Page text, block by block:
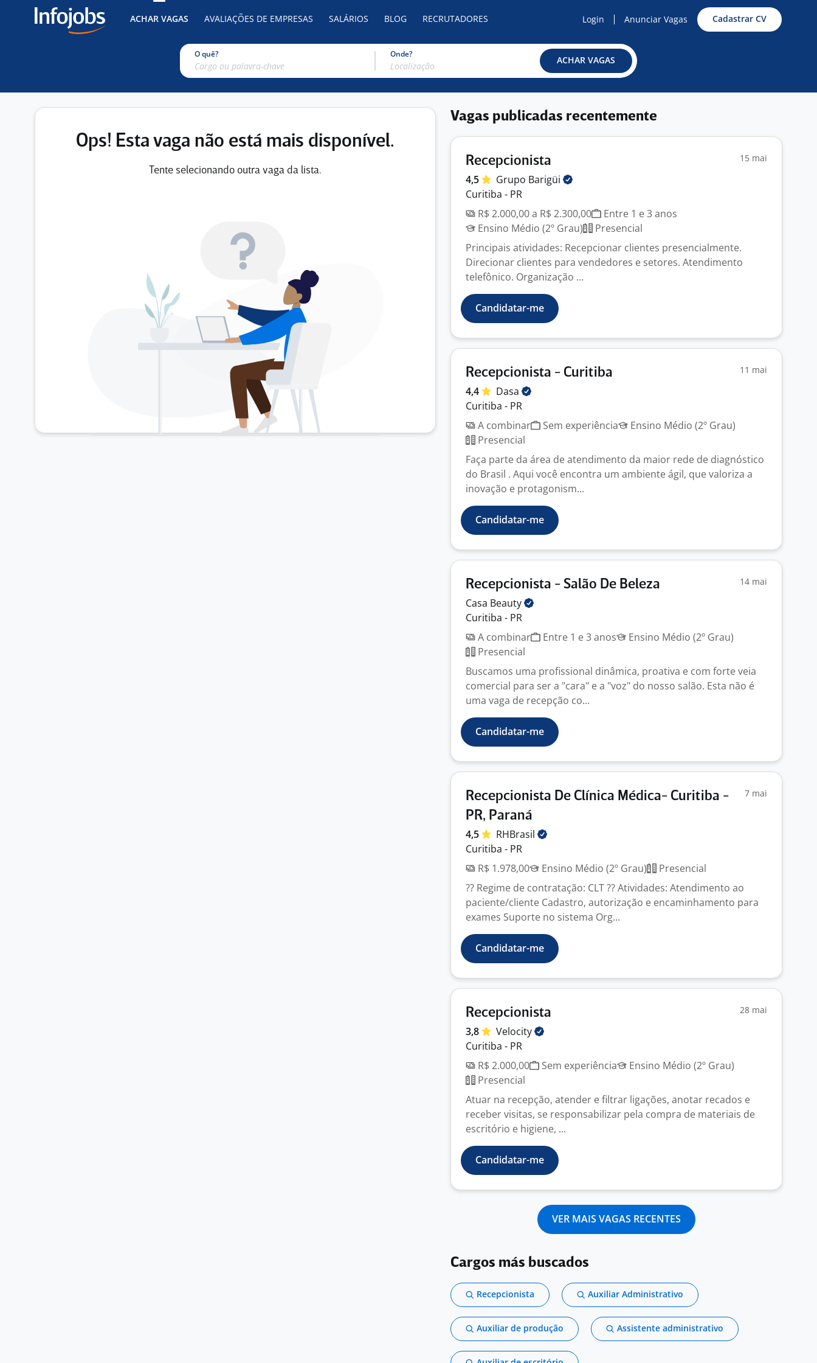
ACHAR VAGAS AVALIAÇÕES DE EMPRESAS SALÁRIOS BLOG RECRUTADORES Login Anunciar Vagas Cadastrar CV
O quê? Onde?
ACHAR VAGAS
Ops! Esta vaga não está mais disponível.
Tente selecionando outra vaga da lista.
Vagas publicadas recentemente
Recepcionista 15 mai
4,5 Grupo Barigüi
Curitiba - PR
R$ 2.000,00 a R$ 2.300,00
Entre 1 e 3 anos
Ensino Médio (2º Grau)
Presencial
Principais atividades: Recepcionar clientes presencialmente.
Direcionar clientes para vendedores e setores. Atendimento
telefônico. Organização ...
Candidatar-me
Recepcionista - Curitiba 11 mai
4,4
Dasa
Curitiba - PR
A combinar
Sem experiência
Ensino Médio (2º Grau)
Presencial
Faça parte da área de atendimento da maior rede de diagnóstico
do Brasil . Aqui você encontra um ambiente ágil, que valoriza a
inovação e protagonism...
Candidatar-me
Recepcionista - Salão De Beleza 14 mai
Casa Beauty
Curitiba - PR
A combinar
Entre 1 e 3 anos
Ensino Médio (2º Grau)
Presencial
Buscamos uma profissional dinâmica, proativa e com forte veia
comercial para ser a "cara" e a "voz" do nosso salão. Esta não é
uma vaga de recepção co...
Candidatar-me
Recepcionista De Clínica Médica- Curitiba -
PR, Paraná
7 mai
4,5
RHBrasil
Curitiba - PR
R$ 1.978,00
Ensino Médio (2º Grau)
Presencial
?? Regime de contratação: CLT ?? Atividades: Atendimento ao
paciente/cliente Cadastro, autorização e encaminhamento para
exames Suporte no sistema Org...
Candidatar-me
Recepcionista 28 mai
3,8
Velocity
Curitiba - PR
R$ 2.000,00
Sem experiência
Ensino Médio (2º Grau)
Presencial
Atuar na recepção, atender e filtrar ligações, anotar recados e
receber visitas, se responsabilizar pela compra de materiais de
escritório e higiene, ...
Candidatar-me
VER MAIS VAGAS RECENTES
Cargos más buscados
Recepcionista Auxiliar Administrativo
Auxiliar de produção Assistente administrativo